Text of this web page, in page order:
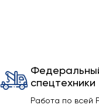
спецтехники
Работа по всей